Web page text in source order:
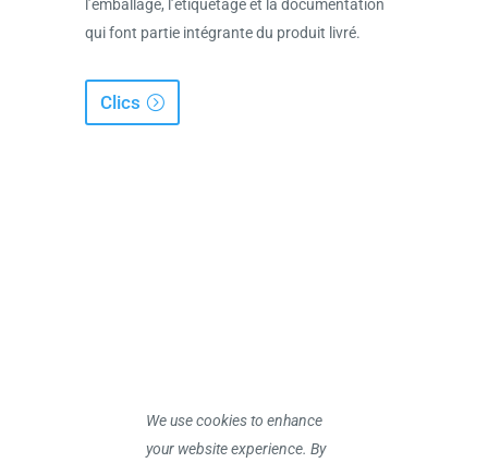
l’emballage, l’étiquetage et la documentation
qui font partie intégrante du produit livré.
Clics
We use cookies to enhance
your website experience. By